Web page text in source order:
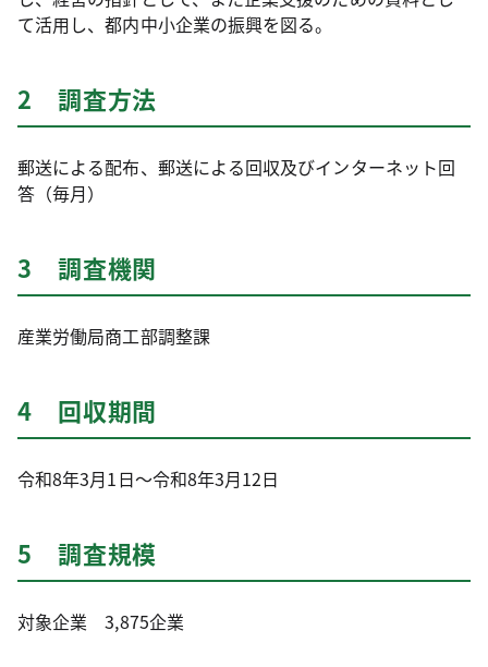
て活用し、都内中小企業の振興を図る。
2 調査方法
郵送による配布、郵送による回収及びインターネット回
答（毎月）
3 調査機関
産業労働局商工部調整課
4 回収期間
令和8年3月1日～令和8年3月12日
5 調査規模
対象企業 3,875企業